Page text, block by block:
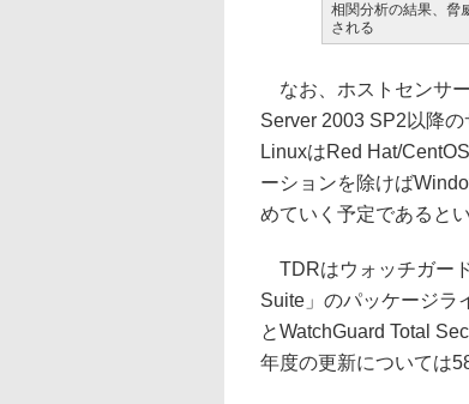
相関分析の結果、脅
される
なお、ホストセンサ
Server 2003 SP2以降
LinuxはRed Hat/
ーションを除けば
めていく予定であるとい
TDRはウォッチガー
Suite」のパッケージラ
とWatchGuard Total
年度の更新については